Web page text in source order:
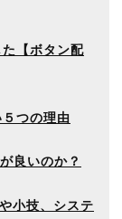
た【ボタン配
つの理由
良いのか？
小技、システ